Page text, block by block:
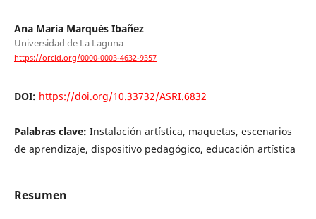
Ana María Marqués Ibañez
Universidad de La Laguna
https://orcid.org/0000-0003-4632-9357
DOI: https://doi.org/10.33732/ASRI.6832
Palabras clave: Instalación artística, maquetas, escenarios
de aprendizaje, dispositivo pedagógico, educación artística
Resumen